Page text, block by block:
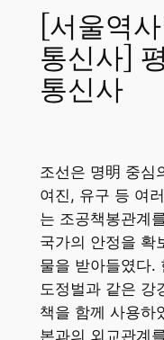
[서울역
통신사]
통신사
조선은 명明 중심
여진, 유구 등 여
는 조공책봉관계
국가의 안정을 확
물을 받아들였다.
도정벌과 같은 강
책을 함께 사용하
본과의 외교관계